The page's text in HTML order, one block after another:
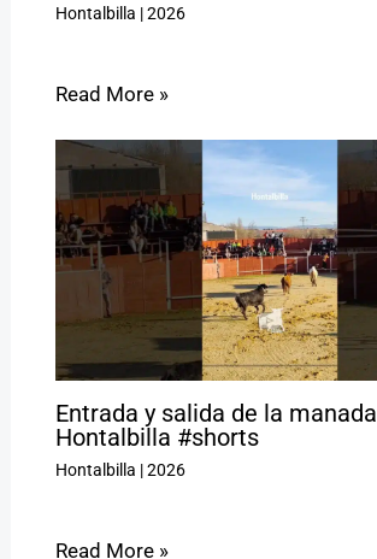
Hontalbilla |2026
Read More »
Entrada y salida de la manada
Hontalbilla #shorts
Hontalbilla |2026
Read More »